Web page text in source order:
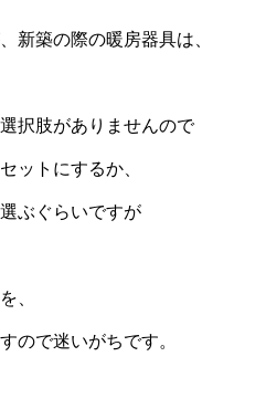
新築の際の暖房器具は、
択肢がありませんので
ットにするか、
ぶぐらいですが
、
ので迷いがちです。